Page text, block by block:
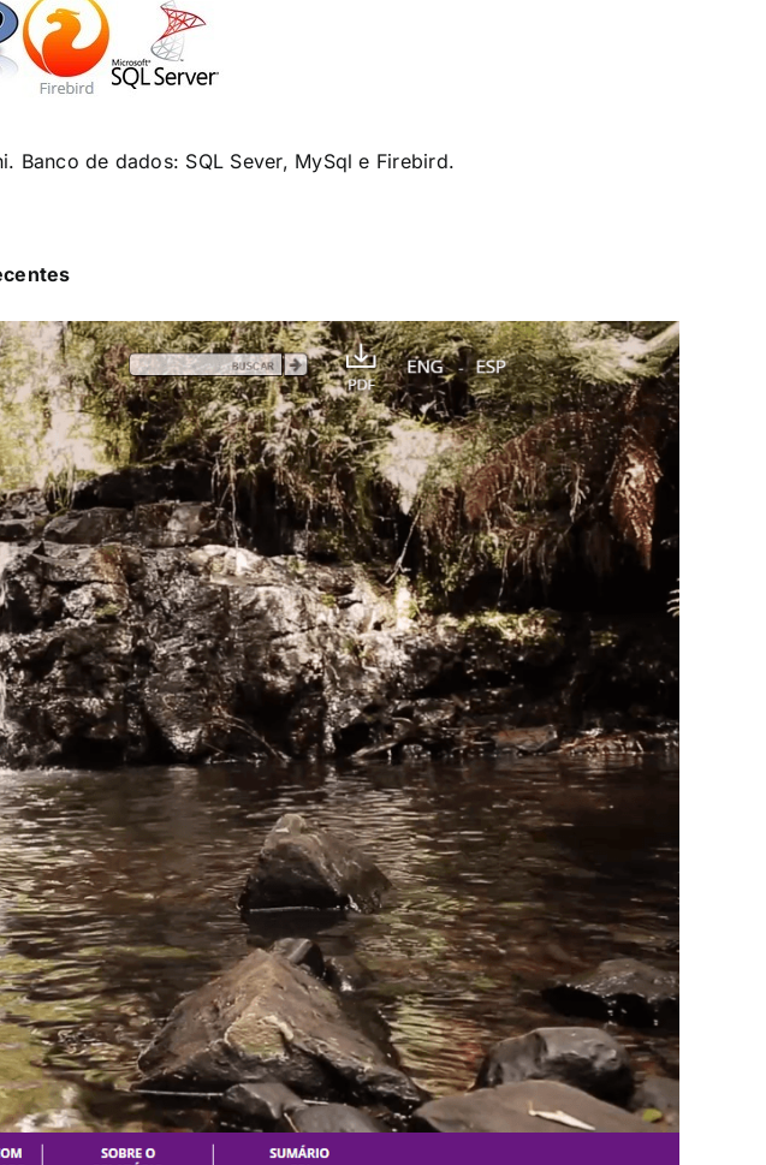
Banco de dados: SQL Sever, MySql e Firebird.